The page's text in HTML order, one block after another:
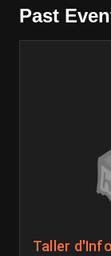
Past
Taller